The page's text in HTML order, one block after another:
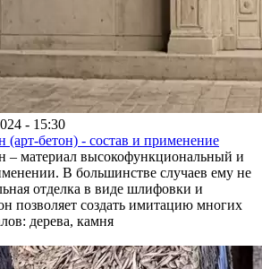
- 15:30
(арт-бетон) - состав и применение
– материал высокофункциональный и
В большинстве случаев ему не
отделка в виде шлифовки и
позволяет создать имитацию многих
дерева, камня